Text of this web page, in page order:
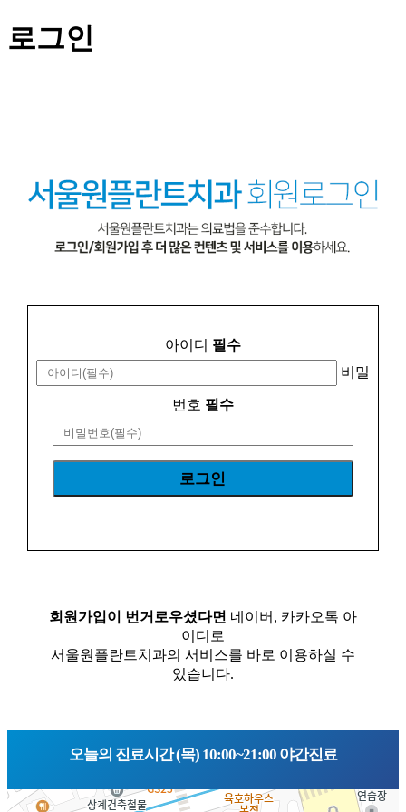
로그인
아이디 필수
비밀
번호 필수
회원가입이 번거로우셨다면 네이버, 카카오톡 아
이디로
서울원플란트치과의 서비스를 바로 이용하실 수
있습니다.
오늘의 진료시간 (목) 10:00~21:00 야간진료